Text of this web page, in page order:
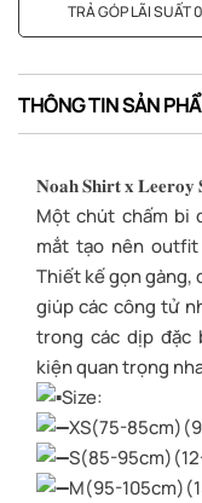
TRẢ GÓP LÃI SUẤT
THÔNG TIN SẢN
𝐍𝐨𝐚𝐡 𝐒𝐡𝐢𝐫𝐭 𝐱 𝐋𝐞𝐞𝐫𝐨𝐲
Một chút chấm bi
mắt tạo nên
Thiết kế gọn gàng,
giúp các công tử
trong các dịp đặc
kiện quan trọng
Size:
XS(75-
S(85-
M(95-